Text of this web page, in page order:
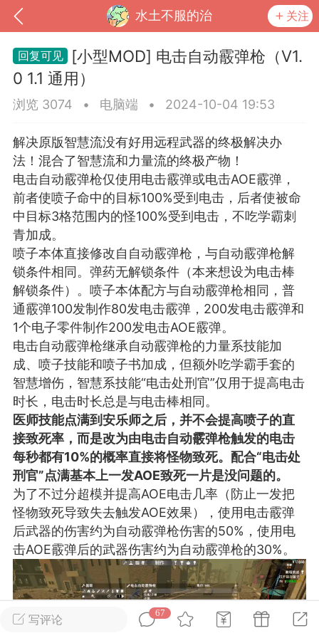
水土不服的治 关注
我的钱包
MOD下载 攻略教程 联机招募
大人
Lv.8
02-10 15:45
电脑端 其他&工具
卖挂
禁止发布联机可用的作弊模组，
单机辅助引流私下售卖服务器外挂！
作弊模组的发布规范近期收到一些信息
作弊模组在联机服务器使用,为了维护游
环境，中文网特此发布以下声明，规范
模组的发布行为：1. *...
汉
72 2.22w
大人
Lv.8
写评论
67
[小型MOD] 电击自动霰弹枪（V1.
0 1.1 通用）
浏览 3074 • 电脑端 • 2024-10-04 19:53
解决原版智慧流没有好用远程武器的终极解决办
法！混合了智慧流和力量流的终极产物！
电击自动霰弹枪仅使用电击霰弹或电击AOE霰弹，
前者使喷子命中的目标100%受到电击，后者使被命
中目标3格范围内的怪100%受到电击，不吃学霸刺
青加成。
喷子本体直接修改自自动霰弹枪，与自动霰弹枪解
锁条件相同。弹药无解锁条件（本来想设为电击棒
解锁条件）。喷子本体配方与自动霰弹枪相同，普
通霰弹100发制作80发电击霰弹，200发电击霰弹和
1个电子零件制作200发电击AOE霰弹。
电击自动霰弹枪继承自动霰弹枪的力量系技能加
成、喷子技能和喷子书加成，但额外吃学霸手套的
智慧增伤，智慧系技能“电击处刑官”仅用于提高电击
时长，电击时长总是与电击棒相同。
医师技能点满到安乐师之后，并不会提高喷子的直
接致死率，而是改为由电击自动霰弹枪触发的电击
每秒都有10%的概率直接将怪物致死。配合“电击处
刑官”点满基本上一发AOE致死一片是没问题的。
为了不过分超模并提高AOE电击几率（防止一发把
怪物致死导致失去触发AOE效果），使用电击霰弹
后武器的伤害约为自动霰弹枪伤害的50%，使用电
击AOE霰弹后的武器伤害约为自动霰弹枪的30%。